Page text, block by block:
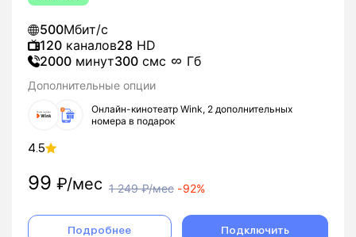
500Мбит/с
120 каналов28 HD
2000 минут300 смс Гб
Дополнительные опции
Онлайн-кинотеатр Wink, 2 дополнительных
номера в подарок
4.5
99 ₽/мес 1 249₽/мес -92%
Подробнее Подключить